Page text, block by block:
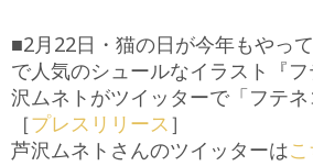
■2月22日・猫の日が今年もやっ
で人気のシュールなイラスト『
沢ムネトがツイッターで「フテ
［プレスリリース］
芦沢ムネトさんのツイッターは